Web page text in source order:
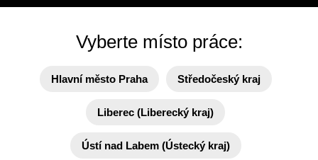
Vyberte místo práce:
Hlavní město Praha Středočeský kraj
Liberec (Liberecký kraj)
Ústí nad Labem (Ústecký kraj)